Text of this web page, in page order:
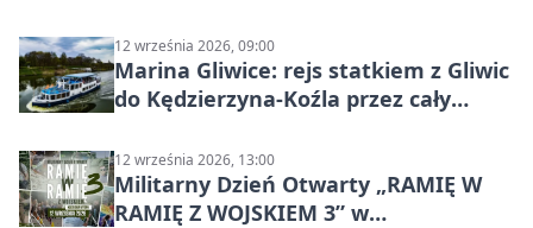
12 września 2026, 09:00
Marina Gliwice: rejs statkiem z Gliwic
do Kędzierzyna-Koźla przez cały
12 września 2026, 13:00
Militarny Dzień Otwarty „RAMIĘ W
RAMIĘ Z WOJSKIEM 3” w